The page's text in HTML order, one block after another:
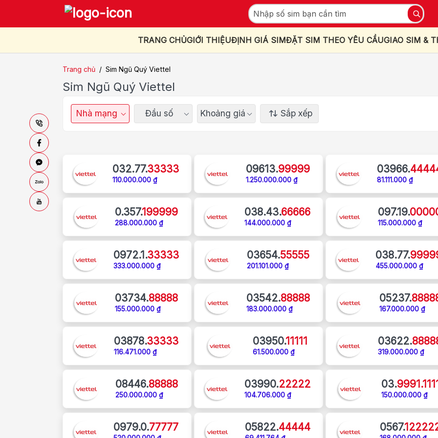
TRANG CHỦGIỚI THIỆUĐỊNH GIÁ SIMĐẶT SIM THEO YÊU CẦUGIAO SIM &
Trang chủ / Sim Ngũ Quý Viettel
Sim Ngũ Quý Viettel
Nhà mạng Đầu số Khoảng giá Sắp xếp
032.77.33333
110.000.000 ₫
09613.99999
1.250.000.000 ₫
03966.
81.111.000 ₫
0.357.199999
288.000.000 ₫
038.43.66666
144.000.000 ₫
097.19.
115.000.000 ₫
0972.1.33333
333.000.000 ₫
03654.55555
201.101.000 ₫
038.77.
455.000.000 ₫
03734.88888
155.000.000 ₫
03542.88888
183.000.000 ₫
05237.
167.000.000 ₫
03878.33333
116.471.000 ₫
03950.11111
61.500.000 ₫
03622.
319.000.000 ₫
08446.88888
250.000.000 ₫
03990.22222
104.706.000 ₫
03.
150.000.000 ₫
0979.0.77777 05822.44444 0567.